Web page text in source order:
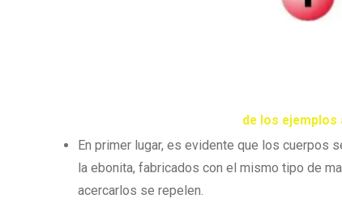
de los ejemplos
En primer lugar, es evidente que los cuerpos
la ebonita, fabricados con el mismo tipo de
acercarlos se repelen.